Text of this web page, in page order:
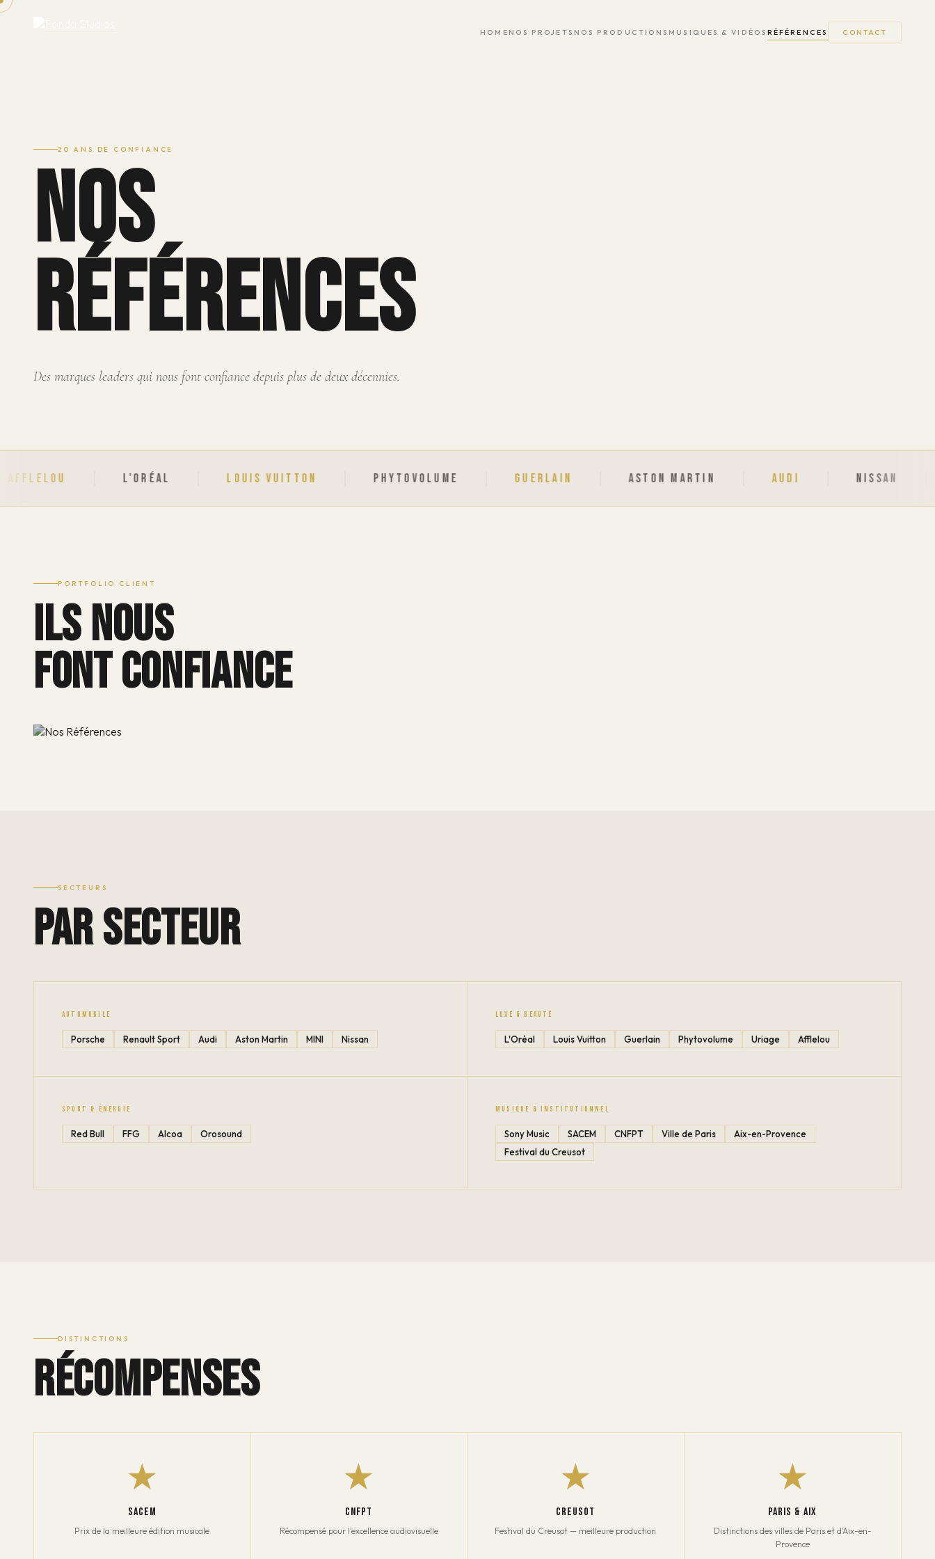
HOME NOS PROJETS NOS PRODUCTIONS MUSIQUES & VIDÉOS RÉFÉRENCES CONTACT
20 ANS DE CONFIANCE
NOS
RÉFÉRENCES
Des marques leaders qui nous font confiance depuis plus de deux décennies.
L'ORÉAL LOUIS VUITTON PHYTOVOLUME GUERLAIN ASTON MARTIN AUDI NISSAN SONY
PORTFOLIO CLIENT
ILS NOUS
FONT CONFIANCE
SECTEURS
PAR SECTEUR
AUTOMOBILE
Porsche Renault Sport Audi Aston Martin MINI Nissan
LUXE & BEAUTÉ
L'Oréal Louis Vuitton Guerlain Phytovolume Uriage Afflelou
SPORT & ÉNERGIE
Red Bull FFG Alcoa Orosound
MUSIQUE & INSTITUTIONNEL
Sony Music SACEM CNFPT Ville de Paris
Aix-en-Provence
Festival du Creusot
DISTINCTIONS
RÉCOMPENSES
★
SACEM
Prix de la meilleure édition musicale
★
CNFPT
Récompensé pour l'excellence audiovisuelle
★
CREUSOT
Festival du Creusot — meilleure production
★
PARIS & AIX
Distinctions des villes de Paris et d'Aix-en-
Provence